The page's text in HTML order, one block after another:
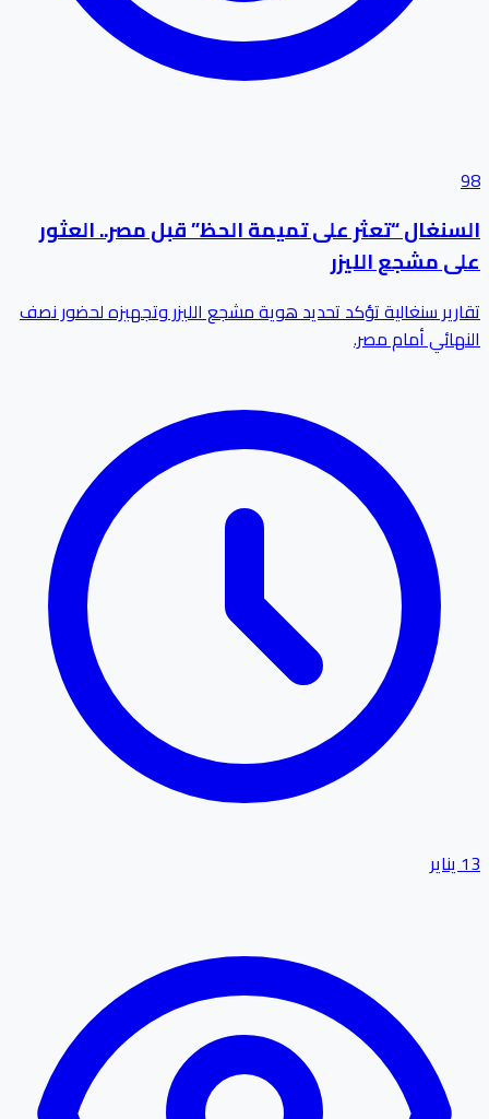
98
السنغال “تعثر على تميمة الحظ” قبل مصر.. العثور
على مشجع الليزر
تقارير سنغالية تؤكد تحديد هوية مشجع الليزر وتجهيزه لحضور نصف
النهائي أمام مصر.
13 يناير